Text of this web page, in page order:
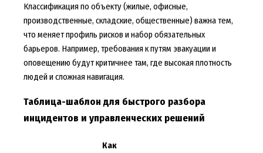
Классификация по объекту (жилые, офисные,
производственные, складские, общественные) важна тем,
что меняет профиль рисков и набор обязательных
барьеров. Например, требования к путям эвакуации и
оповещению будут критичнее там, где высокая плотность
людей и сложная навигация.
Таблица-шаблон для быстрого разбора
инцидентов и управленческих решений
Как